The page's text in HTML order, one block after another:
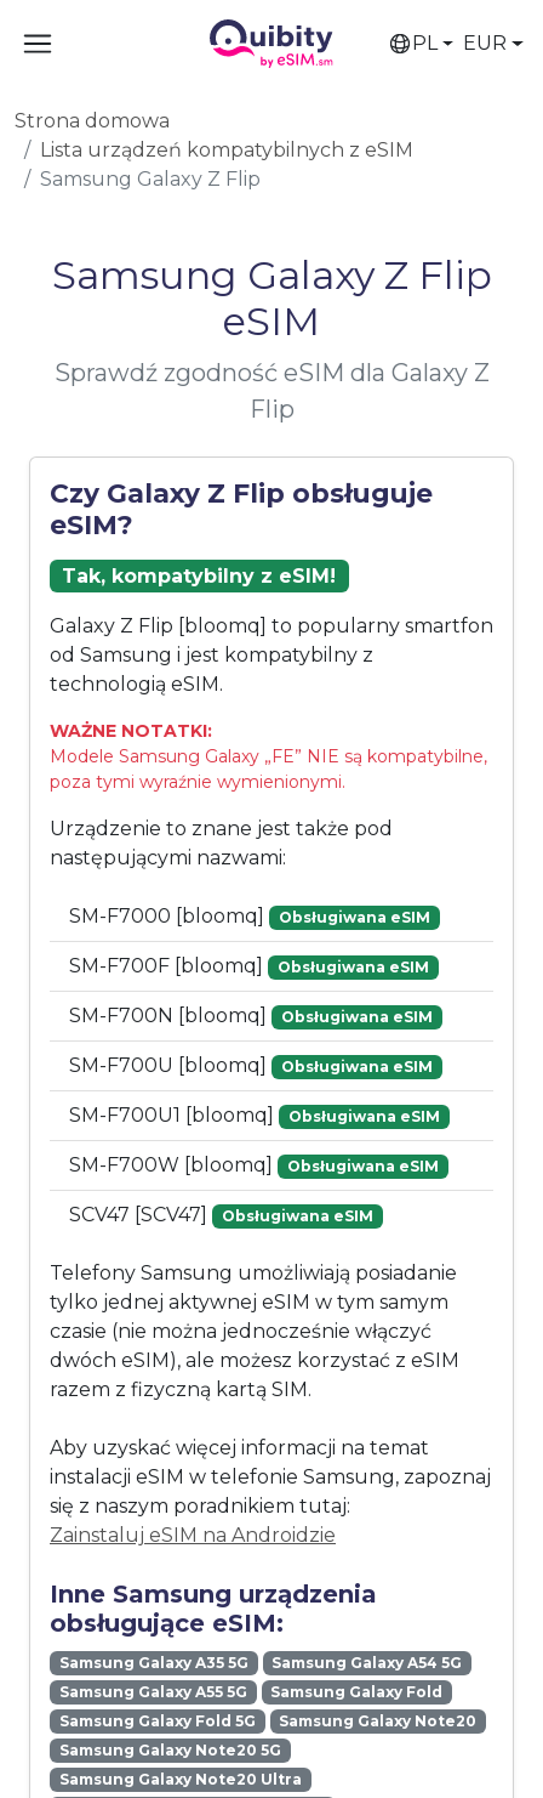
PL EUR
Strona domowa
Lista urządzeń kompatybilnych z eSIM
Samsung Galaxy Z Flip
Samsung Galaxy Z Flip
eSIM
Sprawdź zgodność eSIM dla Galaxy Z
Flip
Czy Galaxy Z Flip obsługuje
eSIM?
Tak, kompatybilny z eSIM!
Galaxy Z Flip [bloomq] to popularny smartfon
od Samsung i jest kompatybilny z
technologią eSIM.
WAŻNE NOTATKI:
Modele Samsung Galaxy „FE” NIE są kompatybilne,
poza tymi wyraźnie wymienionymi.
Urządzenie to znane jest także pod
następującymi nazwami:
SM-F7000 [bloomq] Obsługiwana eSIM
SM-F700F [bloomq] Obsługiwana eSIM
SM-F700N [bloomq] Obsługiwana eSIM
SM-F700U [bloomq] Obsługiwana eSIM
SM-F700U1 [bloomq] Obsługiwana eSIM
SM-F700W [bloomq] Obsługiwana eSIM
SCV47 [SCV47] Obsługiwana eSIM
Telefony Samsung umożliwiają posiadanie
tylko jednej aktywnej eSIM w tym samym
czasie (nie można jednocześnie włączyć
dwóch eSIM), ale możesz korzystać z eSIM
razem z fizyczną kartą SIM.
Aby uzyskać więcej informacji na temat
instalacji eSIM w telefonie Samsung, zapoznaj
się z naszym poradnikiem tutaj:
Zainstaluj eSIM na Androidzie
Inne Samsung urządzenia
obsługujące eSIM:
Samsung Galaxy A35 5G
Samsung Galaxy A54 5G
Samsung Galaxy A55 5G
Samsung Galaxy Fold
Samsung Galaxy Fold 5G
Samsung Galaxy Note20
Samsung Galaxy Note20 5G
Samsung Galaxy Note20 Ultra